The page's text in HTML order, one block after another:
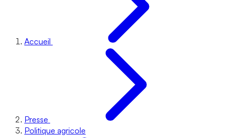
Accueil
Presse
Politique agricole